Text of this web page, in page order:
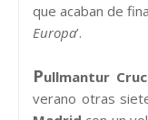
que acaban de
Europa’.
Pullmantur
verano otras